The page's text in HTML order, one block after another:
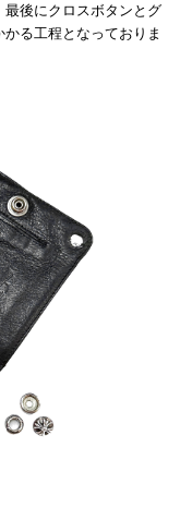
後にクロスボタンとグ
る工程となっておりま